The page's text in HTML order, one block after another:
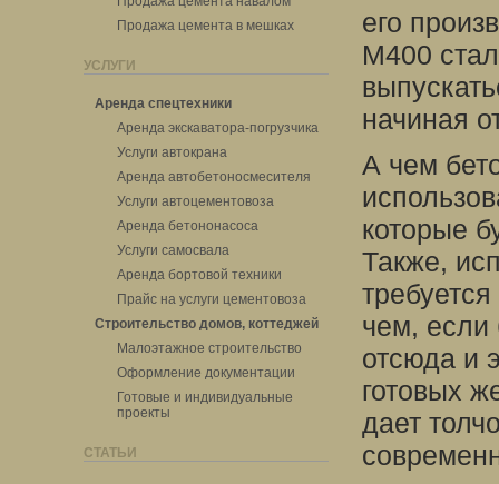
Продажа цемента в мешках
УСЛУГИ
Аренда спецтехники
Аренда экскаватора-погрузчика
Услуги автокрана
Аренда автобетоносмесителя
Услуги автоцементовоза
Аренда бетононасоса
Услуги самосвала
Аренда бортовой техники
Прайс на услуги цементовоза
Строительство домов, коттеджей
Малоэтажное строительство
Оформление документации
Готовые и индивидуальные
проекты
СТАТЬИ
его
М400
начиная
А чем
которые
Также,
чем, если
отсюда и
готовых
дает